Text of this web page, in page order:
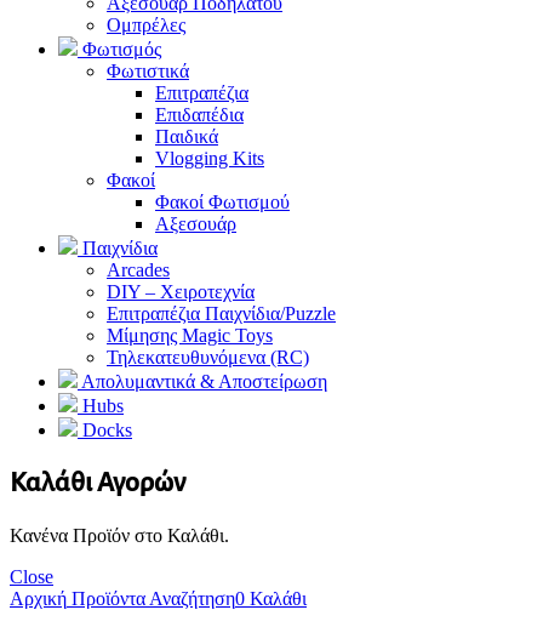
Ομπρέλες
Φωτισμός
Φωτιστικά
Επιτραπέζια
Επιδαπέδια
Παιδικά
Vlogging Kits
Φακοί
Φακοί Φωτισμού
Αξεσουάρ
Παιχνίδια
Arcades
DIY – Χειροτεχνία
Επιτραπέζια Παιχνίδια/Puzzle
Μίμησης Magic Toys
Τηλεκατευθυνόμενα (RC)
Απολυμαντικά & Αποστείρωση
Hubs
Docks
Καλάθι Αγορών
Κανένα Προϊόν στο Καλάθι.
Close
Αρχική Προϊόντα Αναζήτηση0 Καλάθι